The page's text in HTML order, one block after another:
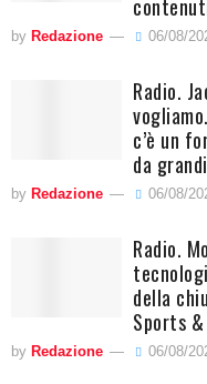
by Redazione 06/08/
Radio.
c’è un
da
by Redazione 06/08/
Radio.
della
Sports
by Redazione 06/08/